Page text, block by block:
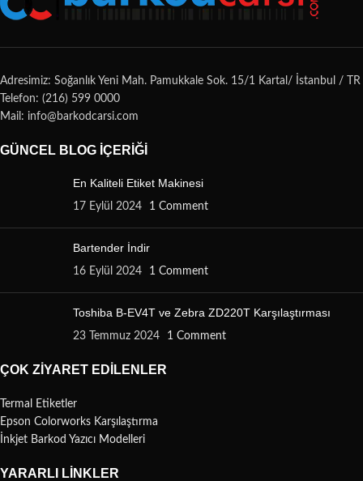
Adresimiz: Soğanlık Yeni Mah. Pamukkale Sok. 15/1 Kartal/ İstanbul / TR
Telefon: (216) 599 0000
Mail: info@barkodcarsi.com
GÜNCEL BLOG İÇERIĞI
En Kaliteli Etiket Makinesi
17 Eylül 2024 1 Comment
Bartender İndir
16 Eylül 2024 1 Comment
Toshiba B-EV4T ve Zebra ZD220T Karşılaştırması
23 Temmuz 2024 1 Comment
ÇOK ZIYARET EDILENLER
Termal Etiketler
Epson Colorworks Karşılaştırma
İnkjet Barkod Yazıcı Modelleri
YARARLI LINKLER